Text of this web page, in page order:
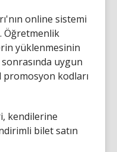
online sistemi
Öğretmenlik
yüklenmesinin
uygun
kodları
kendilerine
bilet satın